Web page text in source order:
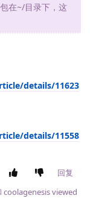
在~/目录下，这
details/11623
details/11558
回复
coolagenesisviewed